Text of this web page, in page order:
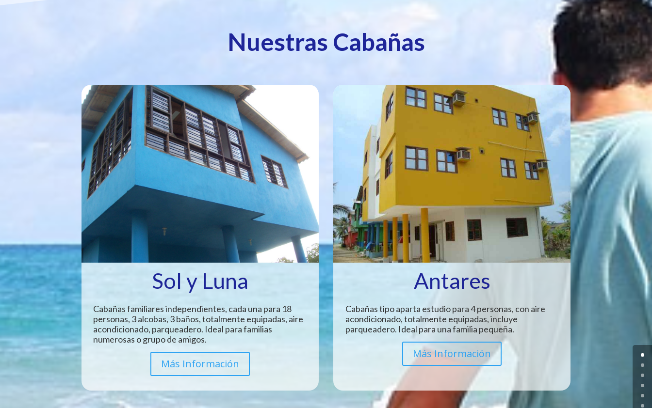
Nuestras Cabañas
Sol y Luna
Cabañas familiares independientes, cada una para 18
personas, 3 alcobas, 3 baños, totalmente equipadas, aire
acondicionado, parqueadero. Ideal para familias
numerosas o grupo de amigos.
Más Información
Antares
Cabañas tipo aparta estudio para 4 personas, con aire
acondicionado, totalmente equipadas, incluye
parqueadero. Ideal para una familia pequeña.
Más Información